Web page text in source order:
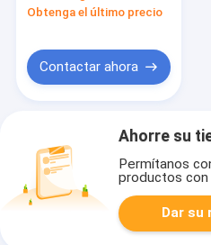
Obtenga el último precio
Contactar ahora
Ahorre su
Permítanos
productos con
Dar su